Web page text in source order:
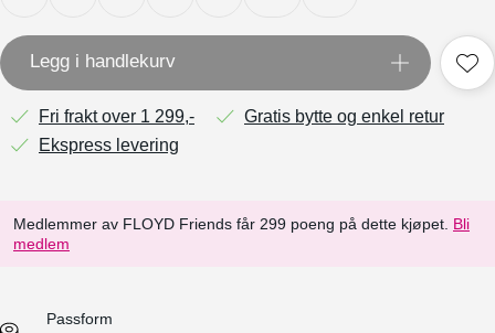
Legg i handlekurv
Fri frakt over 1 299,-
Gratis bytte og enkel retur
Ekspress levering
Medlemmer av FLOYD Friends får 299 poeng på dette kjøpet. Bli
medlem
Passform